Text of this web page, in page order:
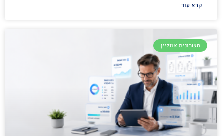
קרא עוד
חשבונית אונליין